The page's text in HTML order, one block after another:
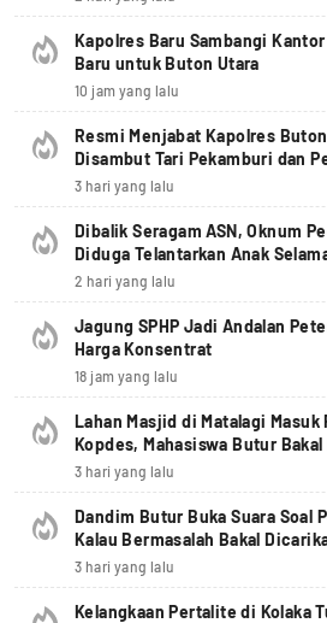
Kapolres Baru Sambangi
Baru untuk Buton Utara
10 jam yang lalu
Resmi Menjabat Kapolres
Disambut Tari Pekamburi dan
3 hari yang lalu
Dibalik Seragam ASN, Oknum
Diduga Telantarkan Anak
2 hari yang lalu
Jagung SPHP Jadi Andalan
Harga Konsentrat
18 jam yang lalu
Lahan Masjid di Matalagi
Kopdes, Mahasiswa Butur
3 hari yang lalu
Dandim Butur Buka Suara Soal
Kalau Bermasalah Bakal
3 hari yang lalu
Kelangkaan Pertalite di Kolaka